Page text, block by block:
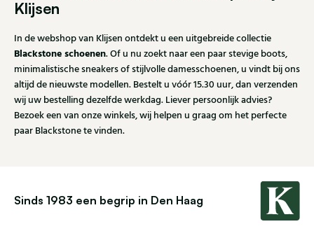
Klijsen
In de webshop van Klijsen ontdekt u een uitgebreide collectie
Blackstone schoenen. Of u nu zoekt naar een paar stevige boots,
minimalistische sneakers of stijlvolle damesschoenen, u vindt bij ons
altijd de nieuwste modellen. Bestelt u vóór 15.30 uur, dan verzenden
wij uw bestelling dezelfde werkdag. Liever persoonlijk advies?
Bezoek een van onze winkels, wij helpen u graag om het perfecte
paar Blackstone te vinden.
Sinds 1983 een begrip in Den Haag